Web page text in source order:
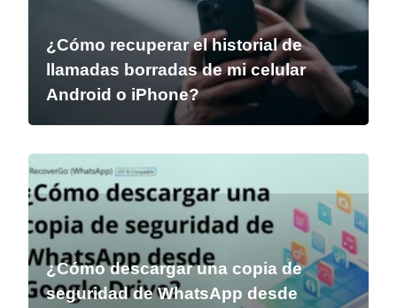
¿Cómo recuperar el historial de
llamadas borradas de mi celular
Android o iPhone?
¿Cómo descargar una copia de
seguridad de WhatsApp desde